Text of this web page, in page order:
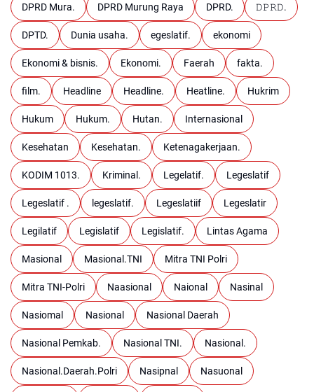
DPRD Mura. DPRD Murung Raya DPRD. 𝙳𝙿𝚁𝙳.
DPTD. Dunia usaha. egeslatif. ekonomi
Ekonomi & bisnis. Ekonomi. Faerah fakta.
film. Headline Headline. Heatline. Hukrim
Hukum Hukum. Hutan. Internasional
Kesehatan Kesehatan. Ketenagakerjaan.
KODIM 1013. Kriminal. Legelatif. Legeslatif
Legeslatif . legeslatif. Legeslatiif Legeslatir
Legilatif Legislatif Legislatif. Lintas Agama
Masional Masional.TNI Mitra TNI Polri
Mitra TNI-Polri Naasional Naional Nasinal
Nasiomal Nasional Nasional Daerah
Nasional Pemkab. Nasional TNI. Nasional.
Nasional.Daerah.Polri Nasipnal Nasuonal